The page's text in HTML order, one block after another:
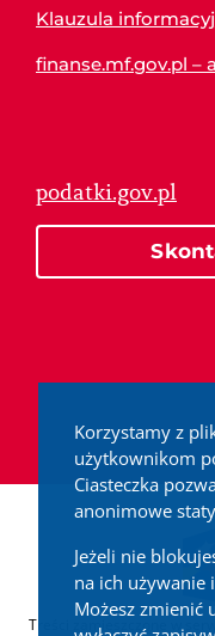
Korzystamy z
użytkownikom
Ciasteczka
anonimowe
Jeżeli nie
na ich używanie
Możesz zmienić
Klauzula
finanse.mf.gov.pl –
podatki.gov.pl
Treści zamieszczone w